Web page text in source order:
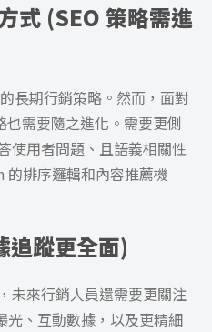
式 (SEO 策略需進
長期行銷策略。然而，面對
也需要隨之進化。需要更側
使用者問題、且語義相關性
的排序邏輯和內容推薦機
追蹤更全面)
未來行銷人員還需要更關注
光、互動數據，以及更精細